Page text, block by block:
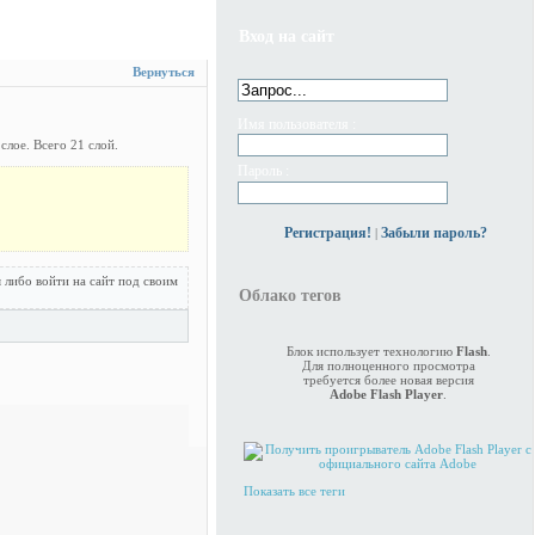
Вернуться
Всего 21 слой.
либо войти на сайт под своим
Регистрация! | Забыли пароль?
Облако тегов
Блок использует технологию Flash.
Для полноценного просмотра
требуется более новая версия
Adobe Flash Player
Показать все теги